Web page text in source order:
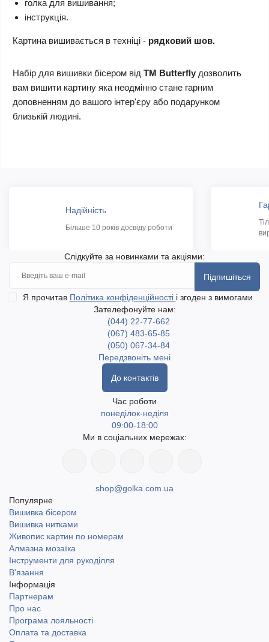
голка для вишивання;
інструкція.
Картина вишивається в техніці - рядковий шов.
Набір для вишивки бісером від ТМ Butterfly дозволить
вам вишити картину яка неодмінно стане гарним
доповненням до вашого інтер'єру або подарунком
близькій людині.
Надійність
Більше 10 років досвіду роботи
Слідкуйте за новинками та акціями:
Підпишіться
Я прочитав Політика конфіденційності і згоден з вимогами
Зателефонуйте нам:
(044) 22-77-662
(067) 483-65-85
(050) 067-34-84
Передзвоніть мені
До контактів
Час роботи
понеділок-неділя
09:00-18:00
Ми в соціальних мережах:
shop@golka.com.ua
Популярне
Вишивка бісером
Вишивка нитками
Живопис картин по номерам
Алмазна мозаїка
Інструменти для рукоділля
В'язання
Інформація
Партнерам
Про нас
Програма лояльності
Оплата та доставка